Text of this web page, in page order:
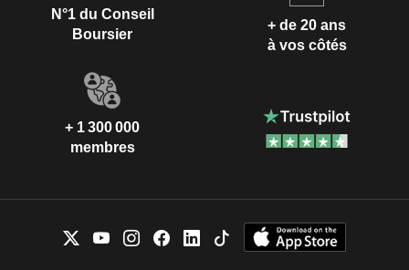
N°1 du Conseil
Boursier
+ de 20 ans
à vos côtés
+ 1 300 000
membres